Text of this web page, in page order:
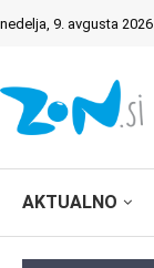
nedelja, 9. avgusta 2026
AKTUALNO